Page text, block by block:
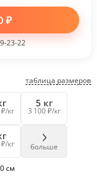
таблица размеров
кг
5 кг
3 100 ₽/кг
кг больше
см
₽
23-22